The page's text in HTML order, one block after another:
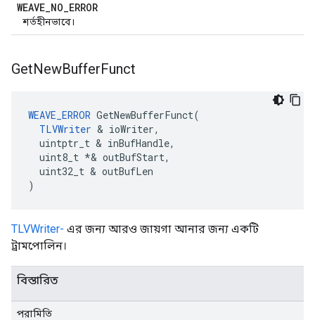
WEAVE_NO_ERROR
শর্তহীনভাবে।
GetNewBufferFunct
WEAVE_ERROR GetNewBufferFunct(
TLVWriter & ioWriter,
  uintptr_t & inBufHandle,
  uint8_t *& outBufStart,
  uint32_t & outBufLen
)
TLVWriter- এর জন্য আরও জায়গা আনার জন্য একটি
ট্রামপোলিন।
বিস্তারিত
পরামিতি